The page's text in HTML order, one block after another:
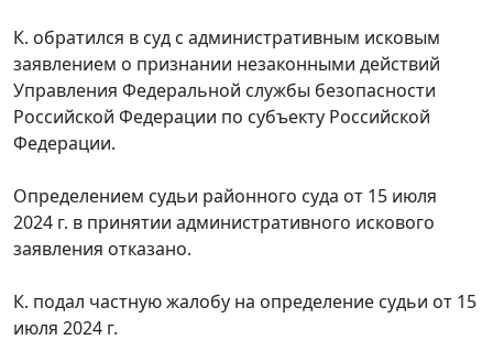
К. обратился в суд с административным исковым
заявлением о признании незаконными действий
Управления Федеральной службы безопасности
Российской Федерации по субъекту Российской
Федерации.
Определением судьи районного суда от 15 июля
2024 г. в принятии административного искового
заявления отказано.
К. подал частную жалобу на определение судьи от 15
июля 2024 г.